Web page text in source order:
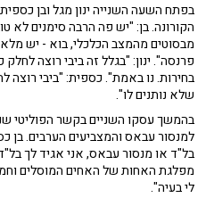
בפתח השעה השנייה ינון מגל ובן
הקורונה. בן: "יש פה הרבה סימנים לא
מבסוטים מהמצב הכלכלי, בוא - יש
פרנסה". ינון: "בגלל זה ביבי רוצה
בחירות. נו באמת". כספית: "ביבי רוצה
שלא נותנים לו".
בהמשך עסקו השניים בקשר הפוליטי
למנסור עבאס והמצביעים הערבים.
בל"ד או מנסור עבאס, אני אגיד לך
מפלגת האחות של האחים המוסלים
לי בעיה".